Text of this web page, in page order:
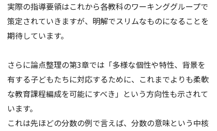
実際の指導要領はこれから各教科のワーキンググループで
策定されていきますが、明解でスリムなものになることを
期待しています。
さらに論点整理の第3章では「多様な個性や特性、背景を
有する子どもたちに対応するために、これまでよりも柔軟
な教育課程編成を可能にすべき」という方向性も示されて
います。
これは先ほどの分数の例で言えば、分数の意味という中核